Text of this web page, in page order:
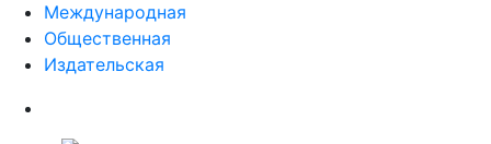
Международная
Общественная
Издательская